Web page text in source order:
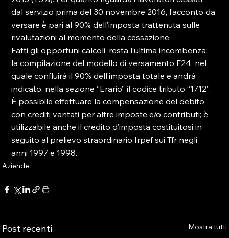
dal servizio prima del 30 novembre 2016, l’acconto da
versare è pari al 90% dell’imposta trattenuta sulle
rivalutazioni al momento della cessazione.
Fatti gli opportuni calcoli, resta l’ultima incombenza:
la compilazione del modello di versamento F24, nel
quale confluirà il 90% dell’imposta totale e andrà
indicato, nella sezione “Erario” il codice tributo “1712”.
È possibile effettuare la compensazione del debito
con crediti vantati per altre imposte e/o contributi; è
utilizzabile anche il credito d’imposta costituitosi in
seguito al prelievo straordinario Irpef sui Tfr negli
anni 1997 e 1998.
Aziende
Post recenti Mostra tutti